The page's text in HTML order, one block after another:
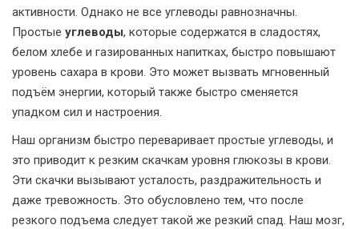
активности. Однако не все углеводы равнозначны.
Простые углеводы, которые содержатся в сладостях,
белом хлебе и газированных напитках, быстро повышают
уровень сахара в крови. Это может вызвать мгновенный
подъём энергии, который также быстро сменяется
упадком сил и настроения.
Наш организм быстро переваривает простые углеводы, и
это приводит к резким скачкам уровня глюкозы в крови.
Эти скачки вызывают усталость, раздражительность и
даже тревожность. Это обусловлено тем, что после
резкого подъема следует такой же резкий спад. Наш мозг,